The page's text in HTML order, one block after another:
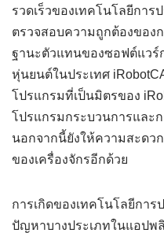
รวดเร็วของเทคโนโลยีกา
ตรวจสอบความถูกต้องของ
ฐานะตัวแทนของซอฟต์แวร์
หุ่นยนต์ในประเทศ
โปรแกรมที่เป็นมิตรของ
โปรแกรมกระบวนการและ
นอกจากนี้ยังให้ความสะดว
ของเครื่องจักรอีกด้วย
การเกิดของเทคโนโลยีกา
ปัญหาบางประเภทในแอปพ